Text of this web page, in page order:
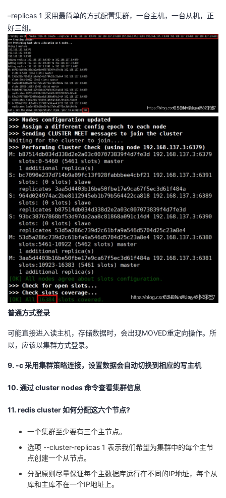
–replicas 1 采用最简单的方式配置集群，一台主机，一台从机，正
好三组。
普通方式登录
可能直接进入读主机，存储数据时，会出现MOVED重定向操作。所
以，应该以集群方式登录。
9. -c 采用集群策略连接，设置数据会自动切换到相应的写主机
10. 通过 cluster nodes 命令查看集群信息
11. redis cluster 如何分配这六个节点?
一个集群至少要有三个主节点。
选项 --cluster-replicas 1 表示我们希望为集群中的每个主节
点创建一个从节点。
分配原则尽量保证每个主数据库运行在不同的IP地址，每个从
库和主库不在一个IP地址上。